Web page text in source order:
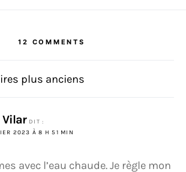
12 COMMENTS
dans les
plus anciens
Vilar DIT :
2023 À 8 H 51 MIN
avec l’eau chaude. Je règle mon